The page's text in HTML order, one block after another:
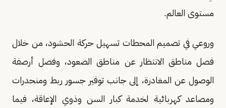
مستوى العالم.
وروعي في تصميم المحطات تسهيل حركة الحشود، من خلال
فصل مناطق الانتظار عن مناطق الصعود، وفصل أرصفة
الوصول عن المغادرة، إلى جانب توفير جسور ربط ومنحدرات
ومصاعد كهربائية لخدمة كبار السن وذوي الإعاقة، فيما